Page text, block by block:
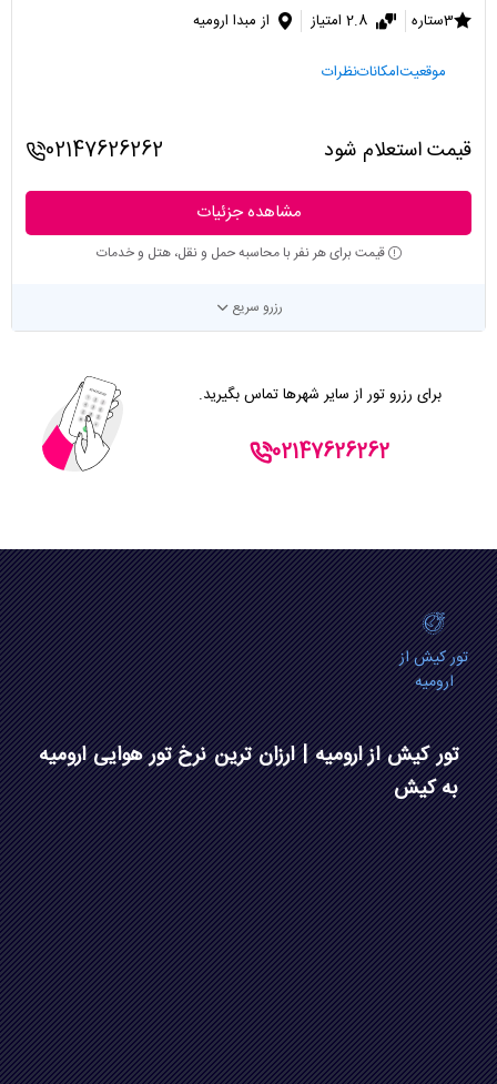
3ستاره 2.8 امتیاز از مبدا ارومیه
موقعیتامکاناتنظرات
قیمت استعلام شود 02147626262
مشاهده جزئیات
قیمت برای هر نفر با محاسبه حمل و نقل، هتل و خدمات
رزرو سریع
برای رزرو تور از سایر شهرها تماس بگیرید.
02147626262
تور کیش از
ارومیه
تور کیش از ارومیه | ارزان ترین نرخ تور هوایی ارومیه
به کیش